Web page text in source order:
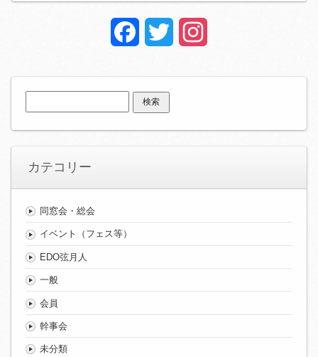
FacebookTwitter
索:
カテコリー
同窓会・総会
イベント（フェス等）
EDO弦月人
一般
会員
幹事会
未分類